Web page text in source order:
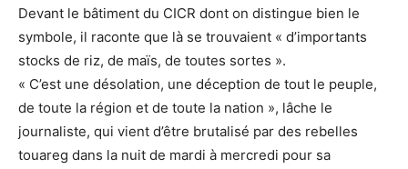
Devant le bâtiment du CICR dont on distingue bien le
symbole, il raconte que là se trouvaient « d’importants
stocks de riz, de maïs, de toutes sortes ».
« C’est une désolation, une déception de tout le peuple,
de toute la région et de toute la nation », lâche le
journaliste, qui vient d’être brutalisé par des rebelles
touareg dans la nuit de mardi à mercredi pour sa